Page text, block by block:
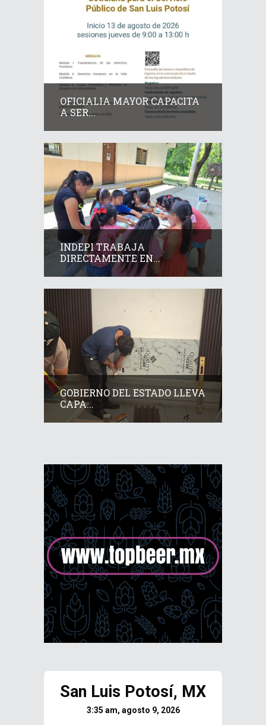
OFICIALIA MAYOR CAPACITA
A SER...
INDEPI TRABAJA
DIRECTAMENTE EN...
GOBIERNO DEL ESTADO LLEVA
CAPA...
San Luis Potosí, MX
3:35 am, agosto 9, 2026